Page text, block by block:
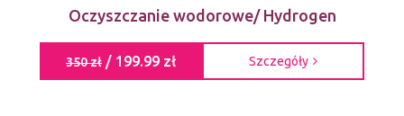
Oczyszczanie wodorowe/ Hydrogen
350 zł / 199.99 zł Szczegóły